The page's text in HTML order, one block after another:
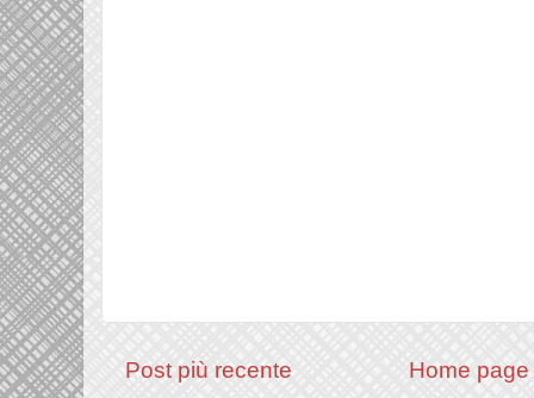
Post più recente
Home page